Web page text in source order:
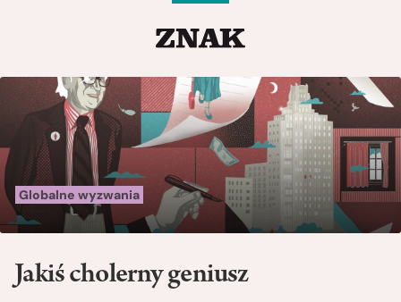
Globalne wyzwania
Jakiś cholerny geniusz